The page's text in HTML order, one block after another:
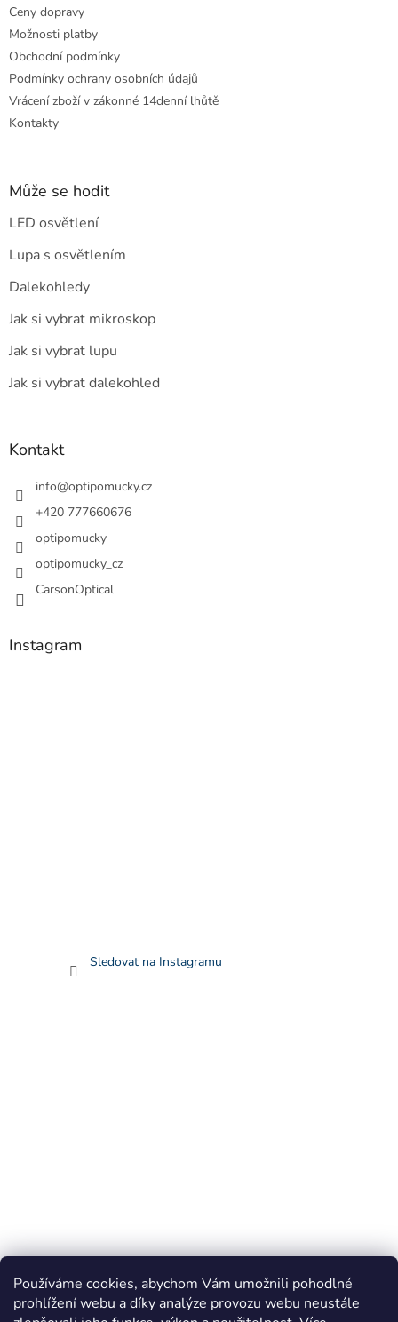
Používáme cookies, abychom Vám umožnili pohodlné
prohlížení webu a díky analýze provozu webu neustále
Ceny dopravy
Možnosti platby
Obchodní podmínky
Podmínky ochrany osobních údajů
Vrácení zboží v zákonné 14denní lhůtě
Kontakty
Může se hodit
LED osvětlení
Lupa s osvětlením
Dalekohledy
Jak si vybrat mikroskop
Jak si vybrat lupu
Jak si vybrat dalekohled
Kontakt
info@optipomucky.cz
+420 777660676
optipomucky
optipomucky_cz
CarsonOptical
Instagram
Sledovat na Instagramu